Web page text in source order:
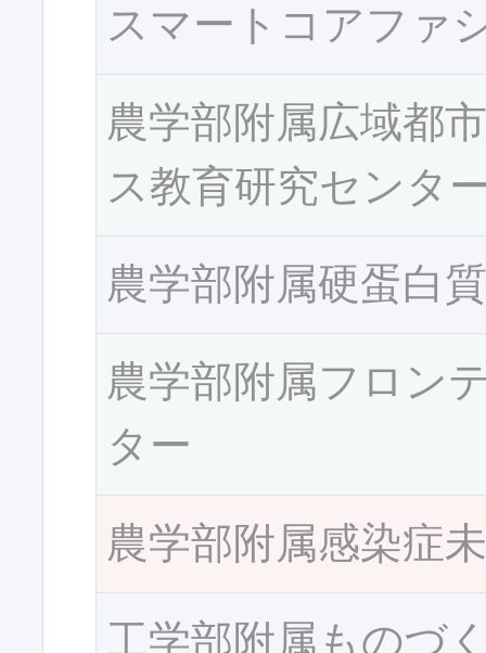
スマートコアファ
農学部附属広域都
ス教育研究センタ
農学部附属硬蛋白
農学部附属フロン
ター
農学部附属感染症
工学部附属ものづ